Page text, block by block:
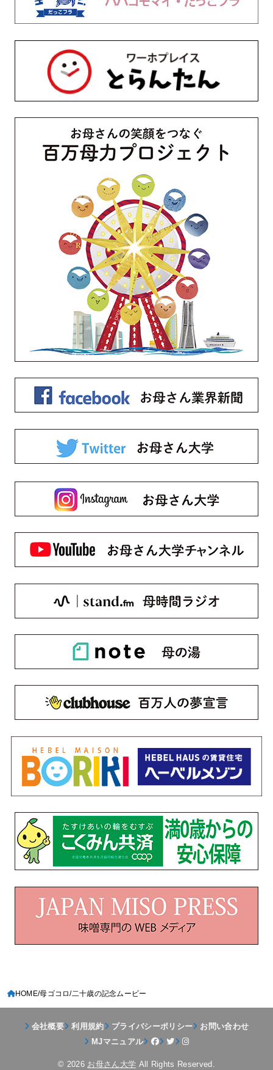
HOME 母ゴコロ 二十歳の記念ムービー
会社概要 利用規約 プライバシーポリシー
お問い合わせ
MJマニュアル
© 2026 お母さん大学 All Rights Reserved.